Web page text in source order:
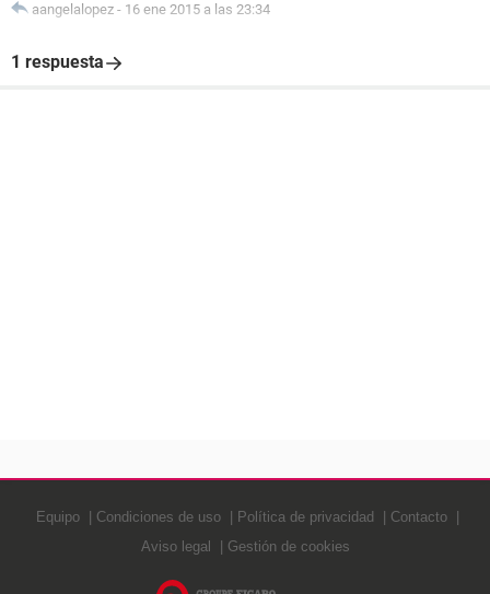
aangelalopez - 16 ene 2015 a las 23:34
1 respuesta
Equipo Condiciones de uso Política de privacidad
Contacto
Aviso legal
Gestión de cookies